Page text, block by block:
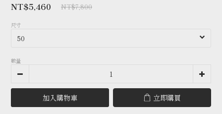
NT$5,460 NT$7,800
尺寸
數量
加入購物車 立即購買